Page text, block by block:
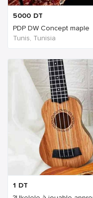
5000 DT
PDP DW Concept maple
Tunis, Tunisia
1 DT